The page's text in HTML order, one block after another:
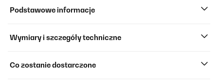
Podstawowe informacje
Wymiary i szczegóły techniczne
Co zostanie dostarczone